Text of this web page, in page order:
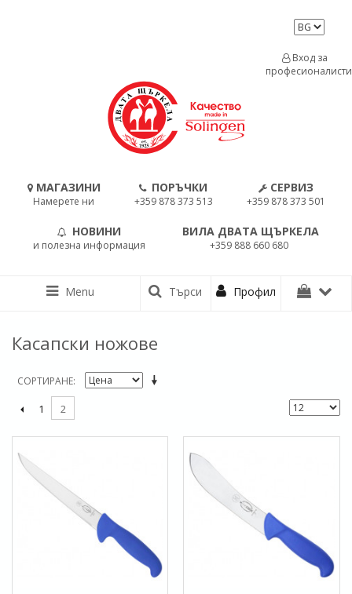
МАГАЗИНИ
Намерете ни
ПОРЪЧКИ
+359 878 373 513
СЕРВИЗ
+359 878 373 501
НОВИНИ
и полезна информация
ВИЛА ДВАТА ЩЪРКЕЛА
+359 888 660 680
Вход за
професионалисти
Menu Търси Профил
Касапски ножове
СОРТИРАНЕ
1 2